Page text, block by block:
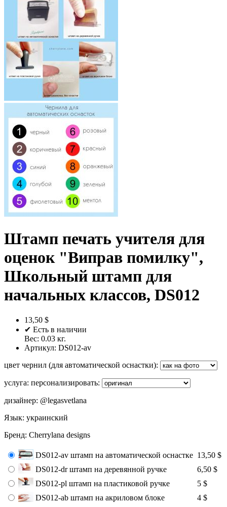
Штамп печать учителя для
оценок "Виправ помилку",
Школьный штамп для
начальных классов, DS012
13,50 $
✔ Есть в наличии
Вес: 0.03 кг.
Артикул: DS012-av
цвет чернил (для автоматической оснастки):
услуга: персонализировать:
дизайнер: @legasvetlana
Язык: украинский
Бренд: Cherrylana designs
DS012-av штамп на автоматической оснастке 13,50 $
DS012-dr штамп на деревянной ручке
6,50 $
DS012-pl штамп на пластиковой ручке
5 $
DS012-ab штамп на акриловом блоке
4 $